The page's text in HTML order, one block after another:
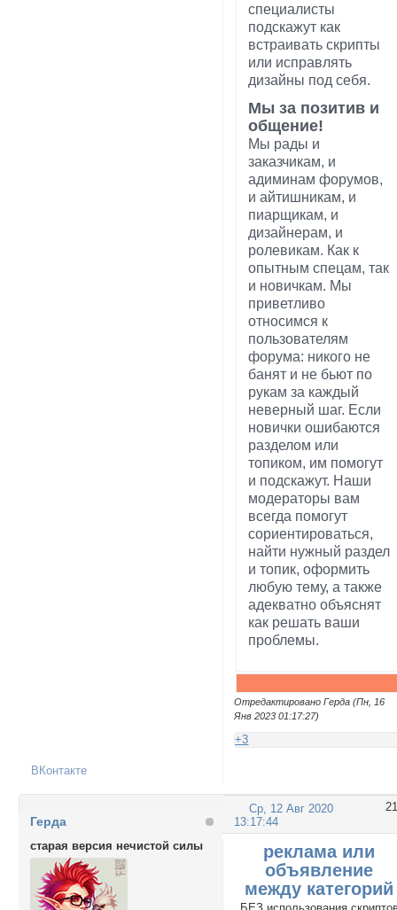
специалисты
подскажут как
встраивать скрипты
или исправлять
дизайны под себя.
Мы за позитив и
общение!
Мы рады и
заказчикам, и
адиминам форумов,
и айтишникам, и
пиарщикам, и
дизайнерам, и
ролевикам. Как к
опытным спецам, так
и новичкам. Мы
приветливо
относимся к
пользователям
форума: никого не
банят и не бьют по
рукам за каждый
неверный шаг. Если
новички ошибаются
разделом или
топиком, им помогут
и подскажут. Наши
модераторы вам
всегда помогут
сориентироваться,
найти нужный раздел
и топик, оформить
любую тему, а также
адекватно объяснят
как решать ваши
проблемы.
Отредактировано Герда (Пн, 16
Янв 2023 01:17:27)
+3
ВКонтакте
21
Ср, 12 Авг 2020
13:17:44
Герда
старая версия нечистой силы
реклама или
объявление
между категорий